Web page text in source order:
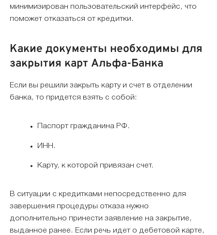
минимизирован пользовательский интерфейс, что
поможет отказаться от кредитки.
Какие документы необходимы для
закрытия карт Альфа-Банка
Если вы решили закрыть карту и счет в отделении
банка, то придется взять с собой:
Паспорт гражданина РФ.
ИНН.
Карту, к которой привязан счет.
В ситуации с кредитками непосредственно для
завершения процедуры отказа нужно
дополнительно принести заявление на закрытие,
выданное ранее. Если речь идет о дебетовой карте,